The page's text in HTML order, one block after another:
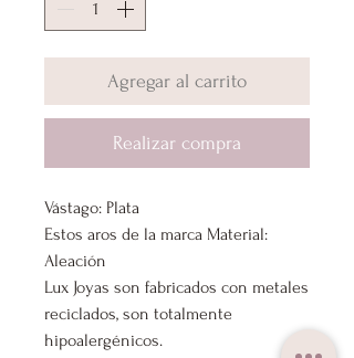
Agregar al carrito
Realizar compra
Vástago: Plata
Estos aros de la marca Material:
Aleación
Lux Joyas son fabricados con metales
reciclados, son totalmente
hipoalergénicos.